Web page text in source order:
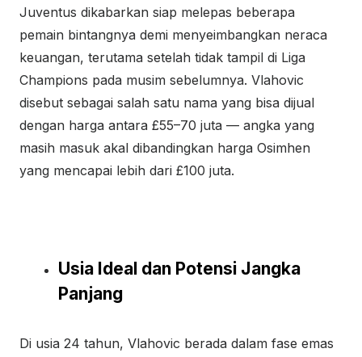
Juventus dikabarkan siap melepas beberapa
pemain bintangnya demi menyeimbangkan neraca
keuangan, terutama setelah tidak tampil di Liga
Champions pada musim sebelumnya. Vlahovic
disebut sebagai salah satu nama yang bisa dijual
dengan harga antara £55–70 juta — angka yang
masih masuk akal dibandingkan harga Osimhen
yang mencapai lebih dari £100 juta.
Usia Ideal dan Potensi Jangka
Panjang
Di usia 24 tahun, Vlahovic berada dalam fase emas